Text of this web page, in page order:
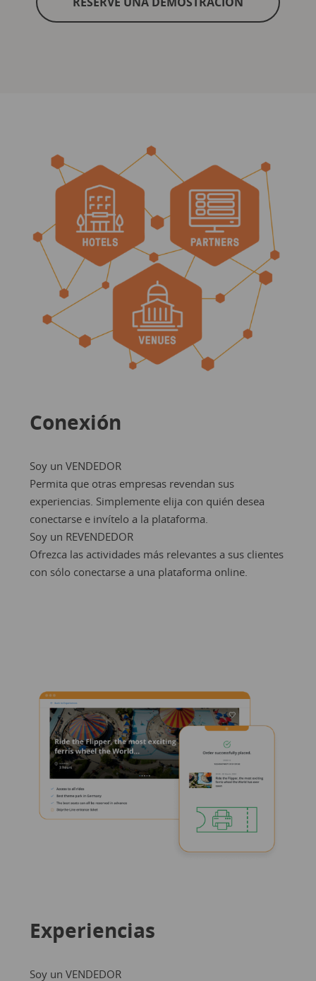
Conexión
Soy un VENDEDOR
Permita que otras empresas revendan sus
experiencias. Simplemente elija con quién desea
conectarse e invítelo a la plataforma.
Soy un REVENDEDOR
Ofrezca las actividades más relevantes a sus clientes
con sólo conectarse a una plataforma online.
Experiencias
Soy un VENDEDOR